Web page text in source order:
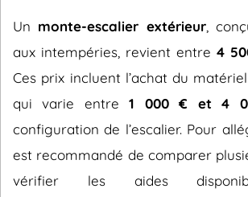
Un monte-escalier extérieur,
aux intempéries, revient entre 4
Ces prix incluent l’achat du matériel
qui varie entre1 000 € et 4
configuration de l’escalier. Pour
est recommandé de comparer
vérifier les aides